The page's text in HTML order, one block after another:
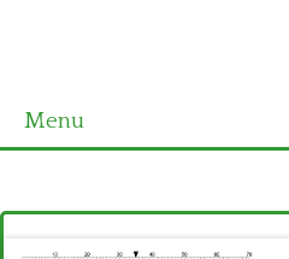
Menu
Ultimi schemi